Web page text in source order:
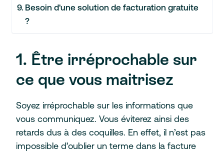
Besoin d'une solution de facturation gratuite
?
1. Être irréprochable sur
ce que vous maitrisez
Soyez irréprochable sur les informations que
vous communiquez. Vous éviterez ainsi des
retards dus à des coquilles. En effet, il n’est pas
impossible d’oublier un terme dans la facture